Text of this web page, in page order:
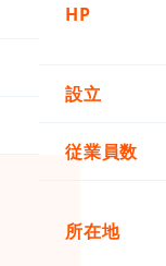
HP
設立
従業員数
所在地